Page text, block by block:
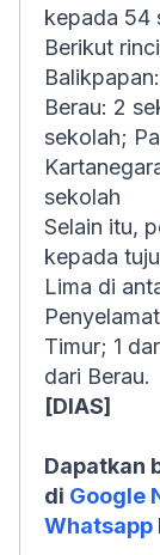
kepada 54
Berikut
Berau: 2
sekolah;
sekolah
Selain itu,
kepada
Lima di
Timur; 1
dari Berau.
[DIAS]
Dapatkan
di Google
Whatsapp